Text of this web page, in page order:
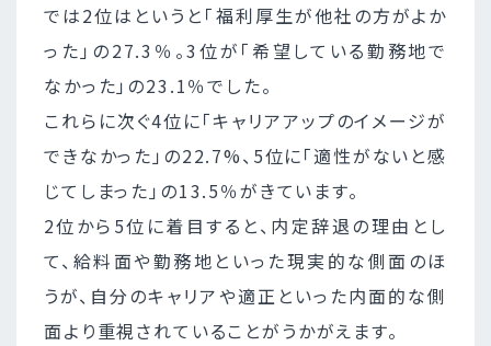
では2位はというと「福利厚生が他社の方がよか
った」の27.3％。3位が「希望している勤務地で
なかった」の23.1％でした。
これらに次ぐ4位に「キャリアアップのイメージが
できなかった」の22.7%、5位に「適性がないと感
じてしまった」の13.5％がきています。
2位から5位に着目すると、内定辞退の理由とし
て、給料面や勤務地といった現実的な側面のほ
うが、自分のキャリアや適正といった内面的な側
面より重視されていることがうかがえます。